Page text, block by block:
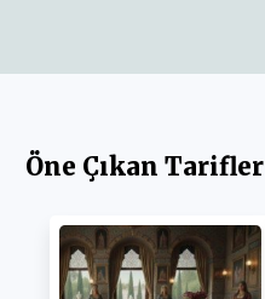
Öne Çıkan Tarifler